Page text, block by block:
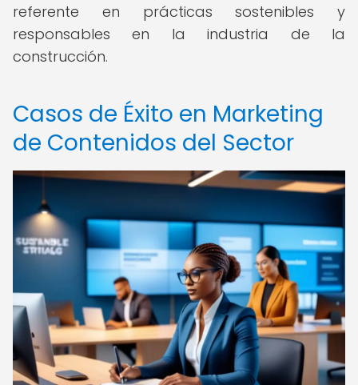
referente en prácticas sostenibles y
responsables en la industria de la
construcción.
Casos de Éxito en Marketing
de Contenidos del Sector